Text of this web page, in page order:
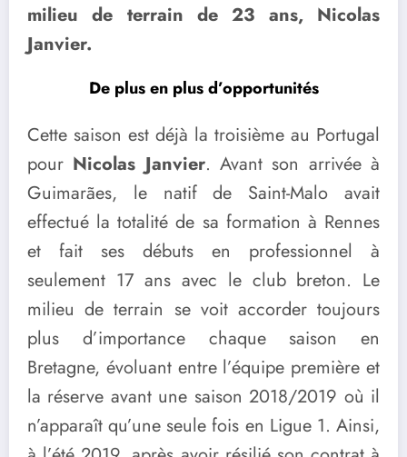
milieu de terrain de 23 ans, Nicolas
Janvier.
De plus en plus d’opportunités
Cette saison est déjà la troisième au Portugal
pour Nicolas Janvier. Avant son arrivée à
Guimarães, le natif de Saint-Malo avait
effectué la totalité de sa formation à Rennes
et fait ses débuts en professionnel à
seulement 17 ans avec le club breton. Le
milieu de terrain se voit accorder toujours
plus d’importance chaque saison en
Bretagne, évoluant entre l’équipe première et
la réserve avant une saison 2018/2019 où il
n’apparaît qu’une seule fois en Ligue 1. Ainsi,